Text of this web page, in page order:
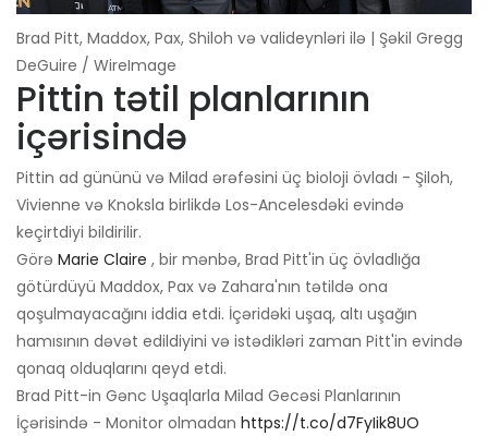
Brad Pitt, Maddox, Pax, Shiloh və valideynləri ilə | Şəkil Gregg
DeGuire / WireImage
Pittin tətil planlarının
içərisində
Pittin ad gününü və Milad ərəfəsini üç bioloji övladı - Şiloh,
Vivienne və Knoksla birlikdə Los-Ancelesdəki evində
keçirtdiyi bildirilir.
Görə Marie Claire , bir mənbə, Brad Pitt'in üç övladlığa
götürdüyü Maddox, Pax və Zahara'nın tətildə ona
qoşulmayacağını iddia etdi. İçəridəki uşaq, altı uşağın
hamısının dəvət edildiyini və istədikləri zaman Pitt'in evində
qonaq olduqlarını qeyd etdi.
Brad Pitt-in Gənc Uşaqlarla Milad Gecəsi Planlarının
İçərisində - Monitor olmadan https://t.co/d7FyIik8UO